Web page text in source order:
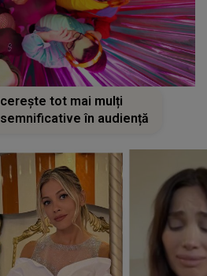
tot mai mulți
în audiență